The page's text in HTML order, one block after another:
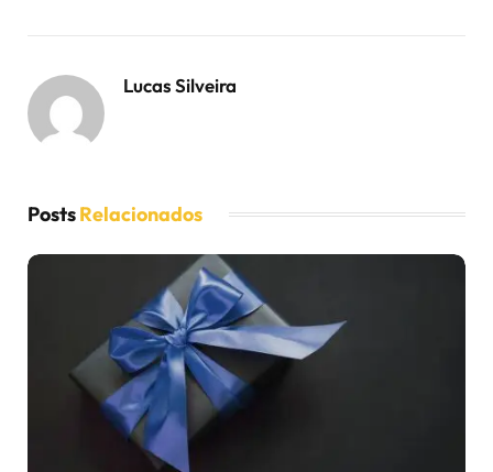
Lucas Silveira
PostsRelacionados